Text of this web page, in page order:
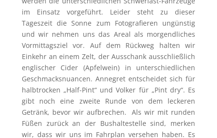
im Einsatz vorgeführt. Leider steht zu dieser
Tageszeit die Sonne zum Fotografieren ungünstig
und wir nehmen uns das Areal als morgendliches
Vormittagsziel vor. Auf dem Rückweg halten wir
Einkehr an einem Zelt, der Ausschank ausschließlich
englischer Cider (Apfelwein) in unterschiedlichen
Geschmacksnuancen. Annegret entscheidet sich für
halbtrocken „Half-Pint“ und Volker für „Pint dry“. Es
gibt noch eine zweite Runde von dem leckeren
Getränk, bevor wir aufbrechen. Als wir mit runden
Füßen zurück an der Bushaltestelle sind, merken
wir, dass wir uns im Fahrplan versehen haben. Es